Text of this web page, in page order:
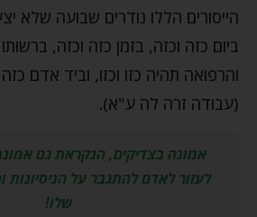
הייסורים הללו נודרים שבועה שלא
ביום כזה וכזה, בזמן כזה וכזה,
והרפואה תהיה כזו וכזו, וביד אדם כזה
(עבודה זרה לה ע"א).
אמונה בצדיקים, הנקראת גם אמונת
לעזור לאדם להתגבר על הניסיונות
שלו!